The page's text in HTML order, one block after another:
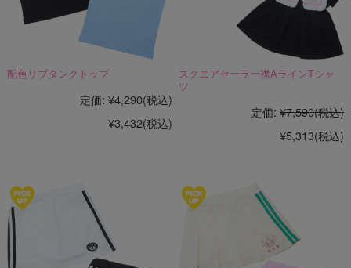
配色リブタンクトップ
定価: ¥4,290(税込)
¥3,432(税込)
スクエアセーラー襟AラインTシャ
ツ
定価: ¥7,590(税込)
¥5,313(税込)